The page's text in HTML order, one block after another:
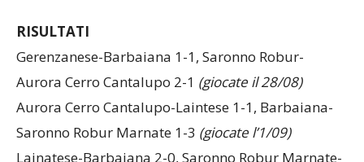
RISULTATI
Gerenzanese-Barbaiana 1-1, Saronno Robur-
Aurora Cerro Cantalupo 2-1(giocate il 28/08)
Aurora Cerro Cantalupo-Laintese 1-1, Barbaiana-